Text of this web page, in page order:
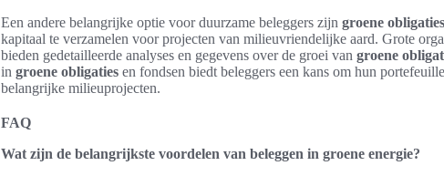
Een andere belangrijke optie voor duurzame beleggers zijn groene obligaties
kapitaal te verzamelen voor projecten van milieuvriendelijke aard. Grote
bieden gedetailleerde analyses en gegevens over de groei van groene
in groene obligaties en fondsen biedt beleggers een kans om hun
belangrijke milieuprojecten.
FAQ
Wat zijn de belangrijkste voordelen van beleggen in groene energie?